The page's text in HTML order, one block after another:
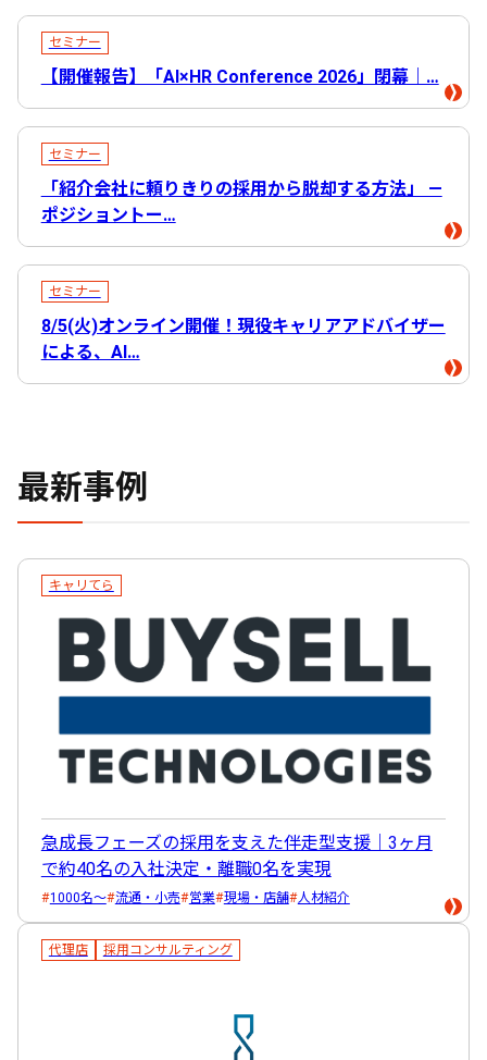
セミナー
【開催報告】「AI×HR Conference 2026」閉幕｜…
セミナー
「紹介会社に頼りきりの採用から脱却する方法」 ―
ポジショントー…
セミナー
8/5(火)オンライン開催！現役キャリアアドバイザー
による、AI…
最新事例
キャリてら
急成長フェーズの採用を支えた伴走型支援｜3ヶ月
で約40名の入社決定・離職0名を実現
1000名～ 流通・小売 営業 現場・店舗 人材紹介
代理店 採用コンサルティング